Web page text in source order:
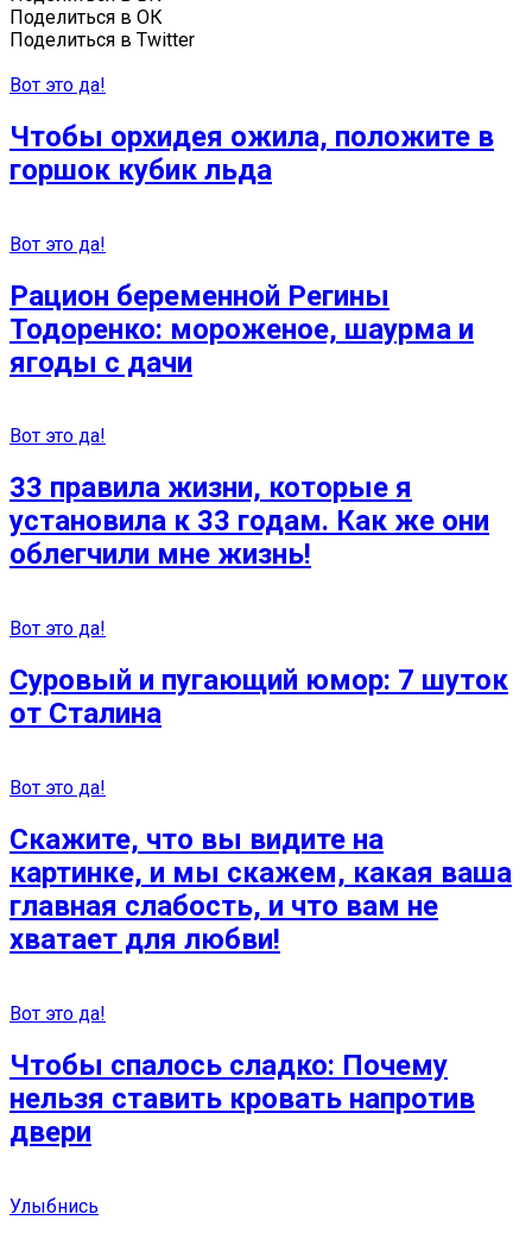
Поделиться в ОК
Поделиться в Twitter
Вот это да!
Чтобы орхидея ожила, положите в
горшок кубик льда
Вот это да!
Рацион беременной Регины
Тодоренко: мороженое, шаурма и
ягоды с дачи
Вот это да!
33 правила жизни, которые я
установила к 33 годам. Как же они
облегчили мне жизнь!
Вот это да!
Суровый и пугающий юмор: 7 шуток
от Сталина
Вот это да!
Скажите, что вы видите на
картинке, и мы скажем, какая ваша
главная слабость, и что вам не
хватает для любви!
Вот это да!
Чтобы спалось сладко: Почему
нельзя ставить кровать напротив
двери
Улыбнись